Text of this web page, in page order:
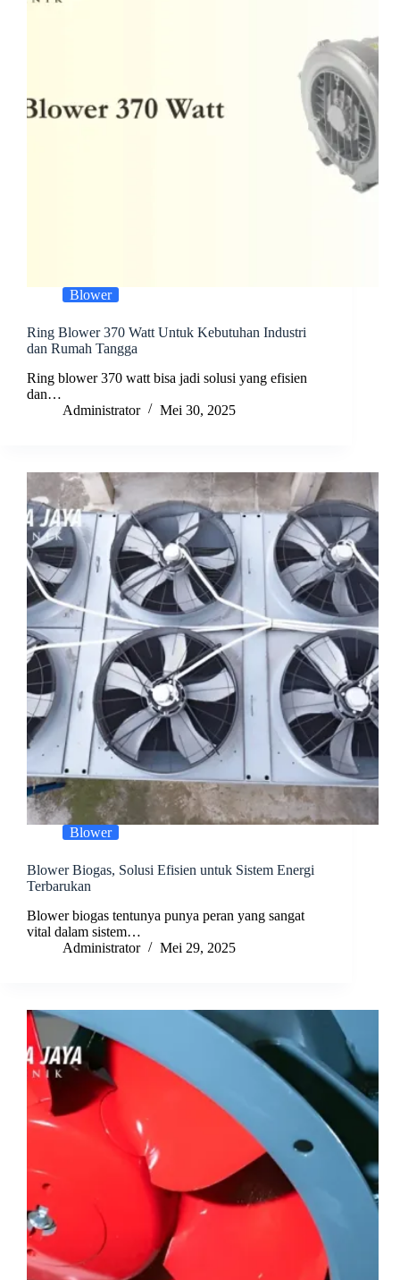
Blower
Ring Blower 370 Watt Untuk Kebutuhan Industri
dan Rumah Tangga
Ring blower 370 watt bisa jadi solusi yang efisien
dan…
Administrator
Mei 30, 2025
Blower
Blower Biogas, Solusi Efisien untuk Sistem Energi
Terbarukan
Blower biogas tentunya punya peran yang sangat
vital dalam sistem…
Administrator
Mei 29, 2025